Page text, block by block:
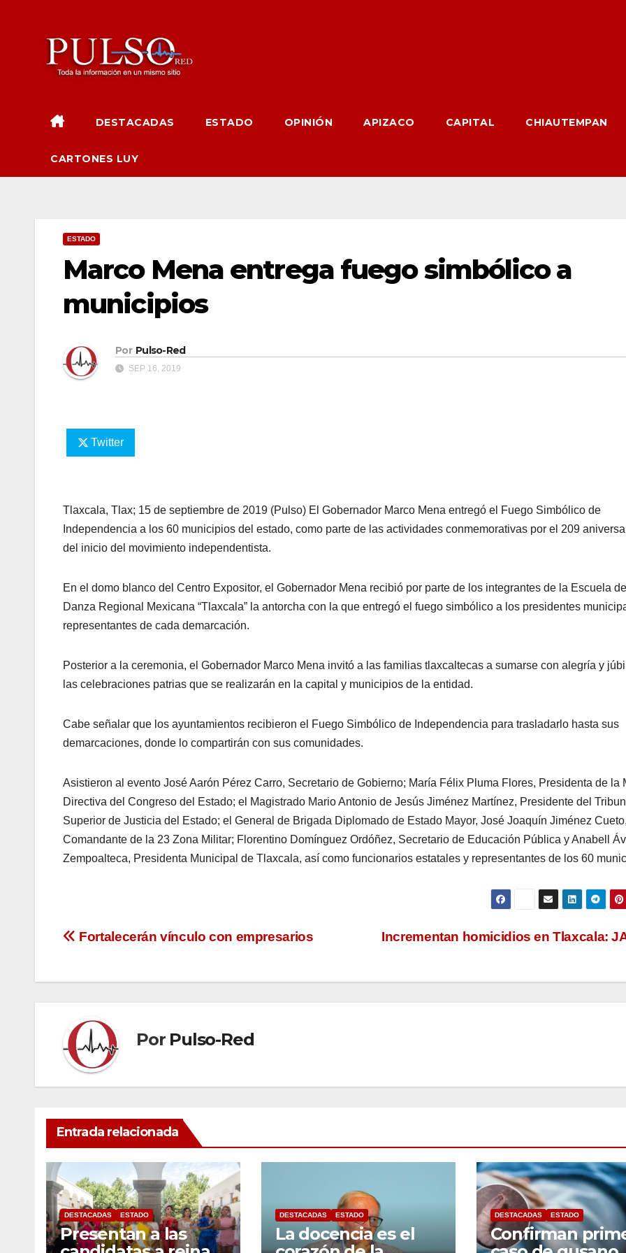
DESTACADAS ESTADO OPINIÓN APIZACO CAPITAL CHIAUTEMPAN
CARTONES LUY
ESTADO
Marco Mena entrega fuego simbólico a
municipios
Por Pulso-Red
SEP 16, 2019
Twitter
Tlaxcala, Tlax; 15 de septiembre de 2019 (Pulso) El Gobernador Marco Mena entregó el Fuego Simbólico de
Independencia a los 60 municipios del estado, como parte de las actividades conmemorativas por el 209
del inicio del movimiento independentista.
En el domo blanco del Centro Expositor, el Gobernador Mena recibió por parte de los integrantes de la Escuela de
Danza Regional Mexicana “Tlaxcala” la antorcha con la que entregó el fuego simbólico a los presidentes
representantes de cada demarcación.
Posterior a la ceremonia, el Gobernador Marco Mena invitó a las familias tlaxcaltecas a sumarse con alegría y
las celebraciones patrias que se realizarán en la capital y municipios de la entidad.
Cabe señalar que los ayuntamientos recibieron el Fuego Simbólico de Independencia para trasladarlo hasta sus
demarcaciones, donde lo compartirán con sus comunidades.
Asistieron al evento José Aarón Pérez Carro, Secretario de Gobierno; María Félix Pluma Flores, Presidenta de la
Directiva del Congreso del Estado; el Magistrado Mario Antonio de Jesús Jiménez Martínez, Presidente del
Superior de Justicia del Estado; el General de Brigada Diplomado de Estado Mayor, José Joaquín Jiménez
Comandante de la 23 Zona Militar; Florentino Domínguez Ordóñez, Secretario de Educación Pública y Anabell
Zempoalteca, Presidenta Municipal de Tlaxcala, así como funcionarios estatales y representantes de los 60
Navegación
Incrementan homicidios en Tlaxcala:
Fortalecerán vínculo con empresarios
Por Pulso-Red
Entrada relacionada
DESTACADAS ESTADO
Presentan a las
DESTACADAS ESTADO
La docencia es el
DESTACADAS ESTADO
Confirman